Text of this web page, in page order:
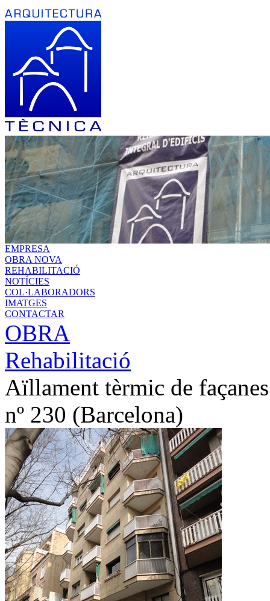
EMPRESA
OBRA NOVA
REHABILITACIÓ
NOTÍCIES
COL·LABORADORS
IMATGES
CONTACTAR
OBRA
Rehabilitació
Aïllament tèrmic de
nº 230 (Barcelona)